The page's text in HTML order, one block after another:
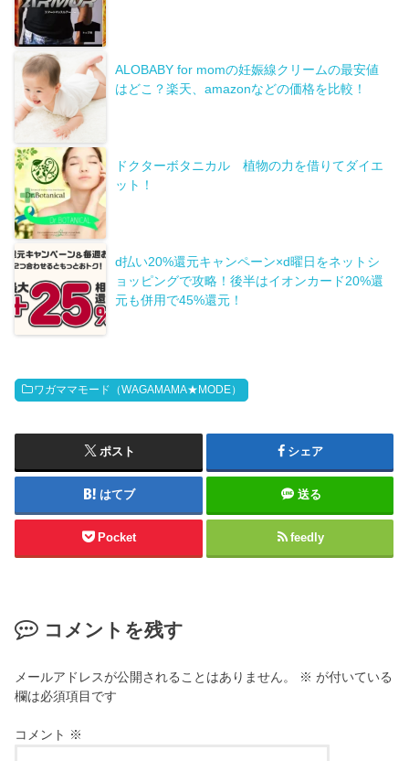
ALOBABY for momの妊娠線クリームの最安値
はどこ？楽天、amazonなどの価格を比較！
ドクターボタニカル 植物の力を借りてダイエ
ット！
d払い20%還元キャンペーン×d曜日をネットシ
ョッピングで攻略！後半はイオンカード20%還
元も併用で45%還元！
ワガママモード（WAGAMAMA★MODE）
ポスト シェア
はてブ 送る
Pocket feedly
コメントを残す
メールアドレスが公開されることはありません。 ※ が付いている
欄は必須項目です
コメント ※